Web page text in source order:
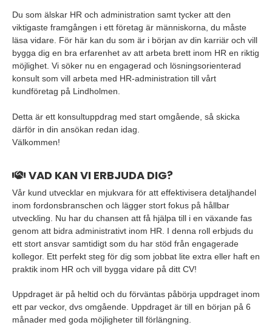
Du som älskar HR och administration samt tycker att den
viktigaste framgången i ett företag är människorna, du måste
läsa vidare. För här kan du som är i början av din karriär och vill
bygga dig en bra erfarenhet av att arbeta brett inom HR en riktig
möjlighet. Vi söker nu en engagerad och lösningsorienterad
konsult som vill arbeta med HR-administration till vårt
kundföretag på Lindholmen.
Detta är ett konsultuppdrag med start omgående, så skicka
därför in din ansökan redan idag.
Välkommen!
VAD KAN VI ERBJUDA DIG?
Vår kund utvecklar en mjukvara för att effektivisera detaljhandel
inom fordonsbranschen och lägger stort fokus på hållbar
utveckling. Nu har du chansen att få hjälpa till i en växande fas
genom att bidra administrativt inom HR. I denna roll erbjuds du
ett stort ansvar samtidigt som du har stöd från engagerade
kollegor. Ett perfekt steg för dig som jobbat lite extra eller haft en
praktik inom HR och vill bygga vidare på ditt CV!
Uppdraget är på heltid och du förväntas påbörja uppdraget inom
ett par veckor, dvs omgående. Uppdraget är till en början på 6
månader med goda möjligheter till förlängning.